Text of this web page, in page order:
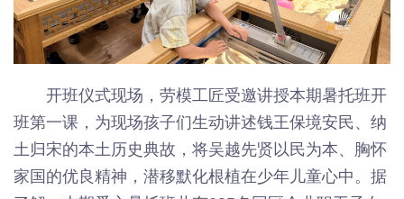
开班仪式现场，劳模工匠受邀讲授本期暑托班开
班第一课，为现场孩子们生动讲述钱王保境安民、纳
土归宋的本土历史典故，将吴越先贤以民为本、胸怀
家国的优良精神，潜移默化根植在少年儿童心中。据